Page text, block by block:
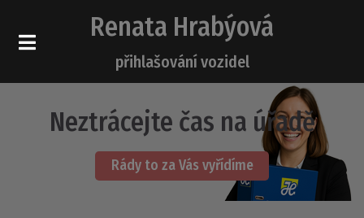
Renata Hrabýová
přihlašování vozidel
Neztrácejte čas na úřadě
Rády to za Vás vyřídíme